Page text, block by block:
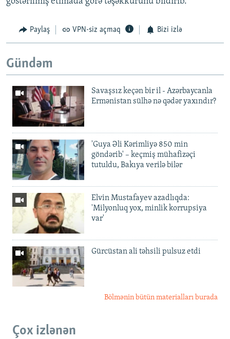
Paylaş VPN-siz açmaq Bizi izlə
Gündəm
Savaşsız keçən bir il - Azərbaycanla
Ermənistan sülhə nə qədər yaxındır?
'Guya Əli Kərimliyə 850 min
göndərib' – keçmiş mühafizəçi
tutuldu, Bakıya verilə bilər
Elvin Mustafayev azadlıqda:
'Milyonluq yox, minlik korrupsiya
var'
Gürcüstan ali təhsili pulsuz etdi
Bölmənin bütün materialları burada
Çox izlənən